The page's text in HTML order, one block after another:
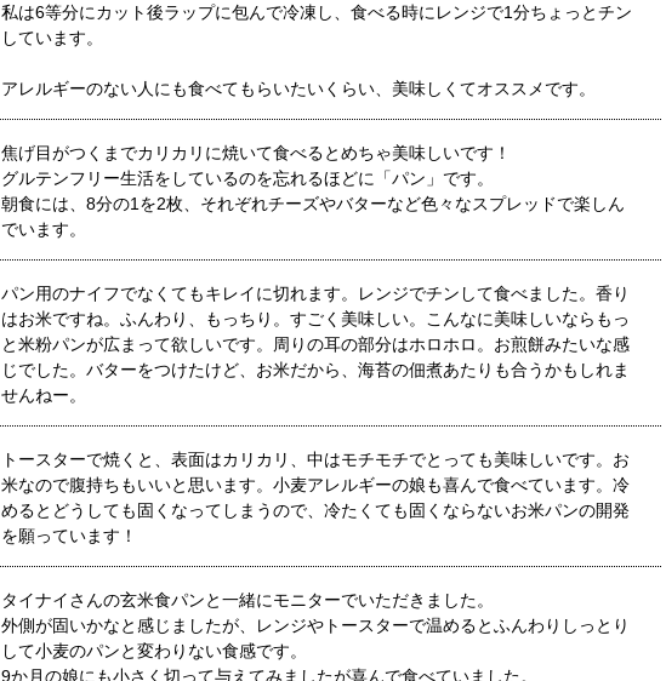
私は6等分にカット後ラップに包んで冷凍し、食べる時にレンジで1分ちょっとチン
しています。
アレルギーのない人にも食べてもらいたいくらい、美味しくてオススメです。
焦げ目がつくまでカリカリに焼いて食べるとめちゃ美味しいです！
グルテンフリー生活をしているのを忘れるほどに「パン」です。
朝食には、8分の1を2枚、それぞれチーズやバターなど色々なスプレッドで楽しん
でいます。
パン用のナイフでなくてもキレイに切れます。レンジでチンして食べました。香り
はお米ですね。ふんわり、もっちり。すごく美味しい。こんなに美味しいならもっ
と米粉パンが広まって欲しいです。周りの耳の部分はホロホロ。お煎餅みたいな感
じでした。バターをつけたけど、お米だから、海苔の佃煮あたりも合うかもしれま
せんねー。
トースターで焼くと、表面はカリカリ、中はモチモチでとっても美味しいです。お
米なので腹持ちもいいと思います。小麦アレルギーの娘も喜んで食べています。冷
めるとどうしても固くなってしまうので、冷たくても固くならないお米パンの開発
を願っています！
タイナイさんの玄米食パンと一緒にモニターでいただきました。
外側が固いかなと感じましたが、レンジやトースターで温めるとふんわりしっとり
して小麦のパンと変わりない食感です。
9か月の娘にも小さく切って与えてみましたが喜んで食べていました。